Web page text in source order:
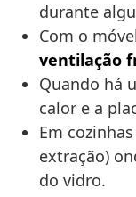
durante
Com o
ventilação
Quando há
calor e a
Em
extração)
do vidro.